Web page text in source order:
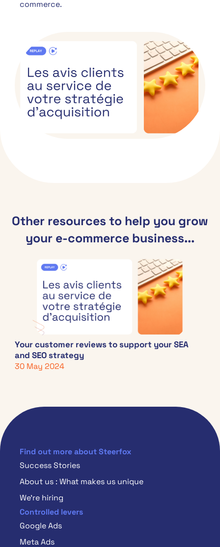
commerce.
Other resources to help you grow
your e-commerce business...
Your customer reviews to support your SEA
and SEO strategy
30 May 2024
Find out more about Steerfox
Success Stories
About us : What makes us unique
We’re hiring
Controlled levers
Google Ads
Meta Ads